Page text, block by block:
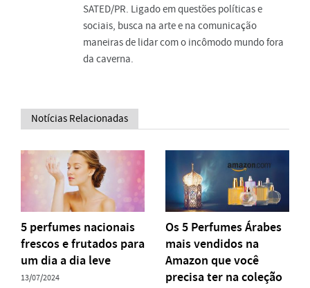
SATED/PR. Ligado em questões políticas e
sociais, busca na arte e na comunicação
maneiras de lidar com o incômodo mundo fora
da caverna.
Notícias Relacionadas
5 perfumes nacionais
frescos e frutados para
um dia a dia leve
13/07/2024
Os 5 Perfumes Árabes
mais vendidos na
Amazon que você
precisa ter na coleção